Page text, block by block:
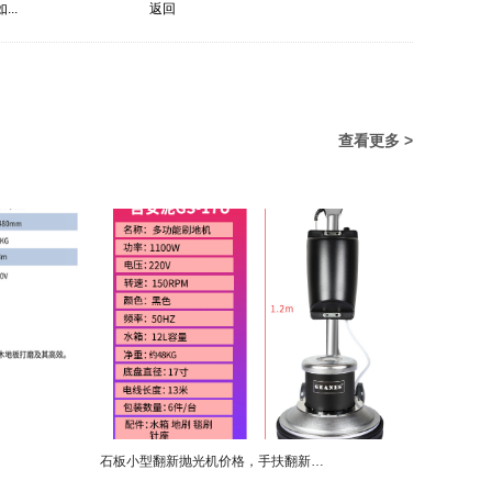
... 返回
查看更多 >
石板小型翻新抛光机价格，手扶翻新抛光机厂家直销案例